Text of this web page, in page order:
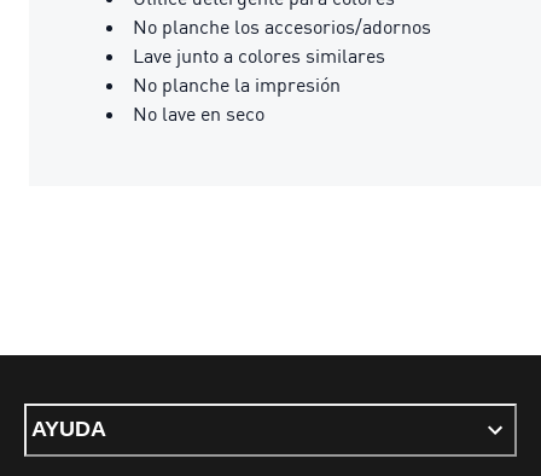
No planche los accesorios/adornos
Lave junto a colores similares
No planche la impresión
No lave en seco
AYUDA